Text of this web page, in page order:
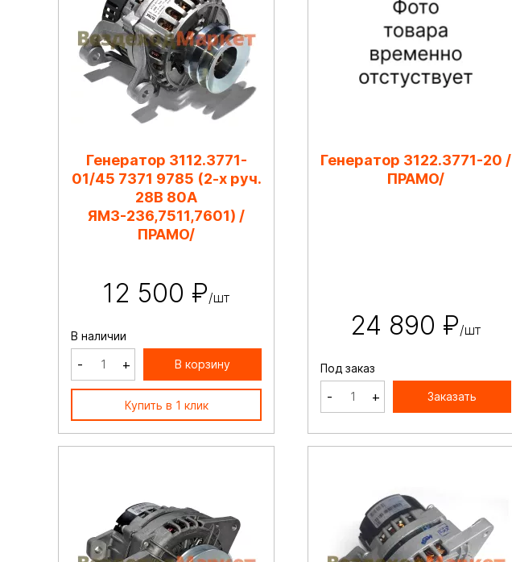
Генератор 3112.3771-
01/45 7371 9785 (2-х руч.
28В 80А
ЯМЗ-236,7511,7601) /
ПРАМО/
12 500 ₽/шт
В наличии
- + В корзину
Купить в 1 клик
Генератор 3122.3771-20 /
ПРАМО/
24 890 ₽/шт
Под заказ
- + Заказать